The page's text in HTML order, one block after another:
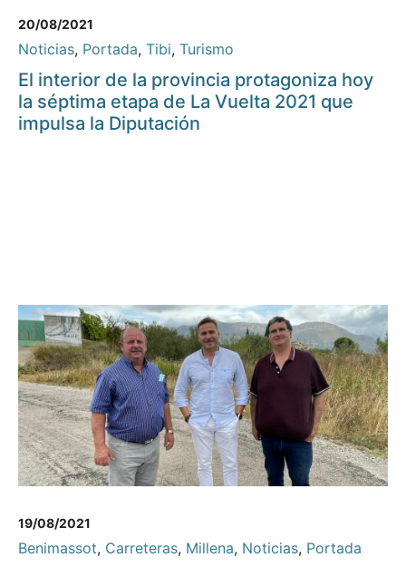
20/08/2021
Noticias, Portada, Tibi, Turismo
El interior de la provincia protagoniza hoy
la séptima etapa de La Vuelta 2021 que
impulsa la Diputación
19/08/2021
Benimassot, Carreteras, Millena, Noticias, Portada